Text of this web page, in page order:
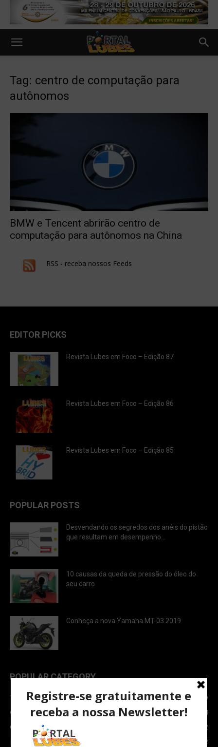
Tag: centro de computação para
autônomos
BMW e Tencent abrirão centro de
computação para autônomos na China
RSS - receba nossos Feeds
EDITOR PICKS
Revista Lubes em Foco – Edição 87
Revista Lubes em Foco – Edição 86
Revista Lubes em Foco – Edição 85
POPULAR POSTS
Desvendando os segredos dos anéis do pistão
que resultam em desempenho...
10 causas da queda de pressão do óleo do
seu carro
Conheça a nova Yamaha MT-03 2019
POPULAR CATEGORY
TOPNEWS
7089
Carro e Moto
3764
Carro
2082
Notícias
1852